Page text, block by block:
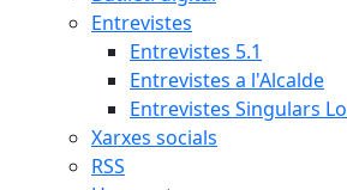
Entrevistes
Entrevistes 5.1
Entrevistes a l'Alcalde
Entrevistes Singulars
Xarxes socials
RSS